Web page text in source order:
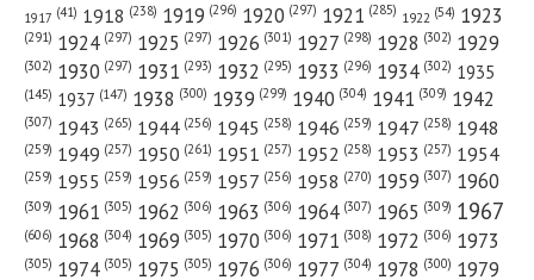
№ 77 от апреля 1945 года — «Красный Север»
№ 22 от января 1947 года — «Красный Север»
1917 (41) 1918 (238) 1919 (296) 1920 (297) 1921 (285) 1922 (54) 1923
(291) 1924 (297) 1925 (297) 1926 (301) 1927 (298) 1928 (302) 1929
(302) 1930 (297) 1931 (293) 1932 (295) 1933 (296) 1934 (302) 1935
(145) 1937 (147) 1938 (300) 1939 (299) 1940 (304) 1941 (309) 1942
(307) 1943 (265) 1944 (256) 1945 (258) 1946 (259) 1947 (258) 1948
(259) 1949 (257) 1950 (261) 1951 (257) 1952 (258) 1953 (257) 1954
(259) 1955 (259) 1956 (259) 1957 (256) 1958 (270) 1959 (307) 1960
(309) 1961 (305) 1962 (306) 1963 (306) 1964 (307) 1965 (309) 1967
(606) 1968 (304) 1969 (305) 1970 (306) 1971 (308) 1972 (306) 1973
(305) 1974 (305) 1975 (305) 1976 (306) 1977 (304) 1978 (300) 1979